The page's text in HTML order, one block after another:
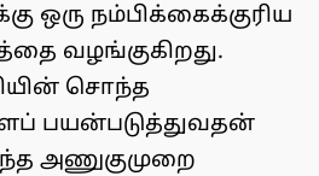
ஒரு நம்பிக்கைக்குரிய
வழங்குகிறது.
சொந்த
பயன்படுத்துவதன்
அணுகுமுறை